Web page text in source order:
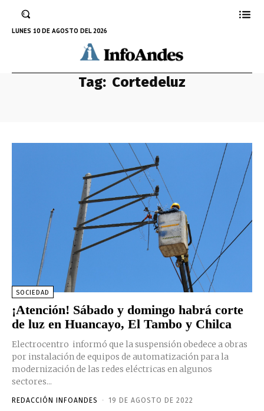
LUNES 10 DE AGOSTO DEL 2026
Tag: Cortedeluz
SOCIEDAD
¡Atención! Sábado y domingo habrá corte
de luz en Huancayo, El Tambo y Chilca
Electrocentro informó que la suspensión obedece a obras
por instalación de equipos de automatización para la
modernización de las redes eléctricas en algunos
sectores...
REDACCIÓN INFOANDES - 19 DE AGOSTO DE 2022